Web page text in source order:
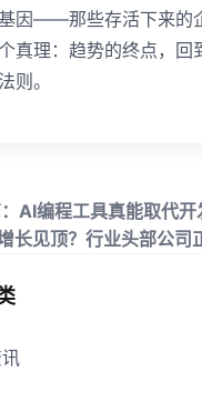
因——那些存活下来的
真理：趋势的终点，回
则。